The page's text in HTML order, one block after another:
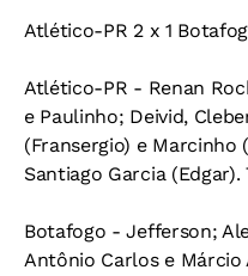
Atlético-PR 2 x 1
Atlético-PR - Renan
e Paulinho; Deivid,
(Fransergio) e Marcinho
Santiago Garcia
Botafogo - Jefferson;
Antônio Carlos e Márcio